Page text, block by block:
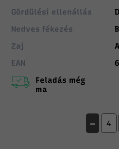
Gördülési ellenállás
D
Nedves fékezés
B
Zaj
EAN
Feladás még
ma
-